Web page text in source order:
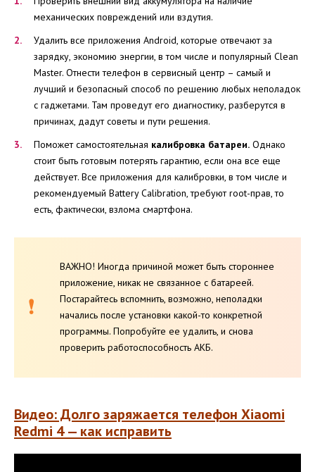
механических повреждений или вздутия.
Удалить все приложения Android, которые отвечают за
зарядку, экономию энергии, в том числе и популярный Clean
Master. Отнести телефон в сервисный центр – самый и
лучший и безопасный способ по решению любых неполадок
с гаджетами. Там проведут его диагностику, разберутся в
причинах, дадут советы и пути решения.
Поможет самостоятельная калибровка батареи. Однако
стоит быть готовым потерять гарантию, если она все еще
действует. Все приложения для калибровки, в том числе и
рекомендуемый Battery Calibration, требуют root-прав, то
есть, фактически, взлома смартфона.
ВАЖНО! Иногда причиной может быть стороннее
приложение, никак не связанное с батареей.
Постарайтесь вспомнить, возможно, неполадки
начались после установки какой-то конкретной
программы. Попробуйте ее удалить, и снова
проверить работоспособность АКБ.
Видео: Долго заряжается телефон Xiaomi
Redmi 4 — как исправить